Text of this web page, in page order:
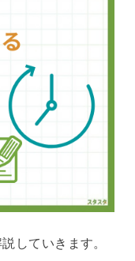
していきます。